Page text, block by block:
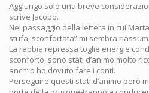
Aggiungo solo una breve
scrive Jacopo.
Nel passaggio della lettera in cui
stufa, sconfortata” mi sembra
La rabbia repressa toglie energie
sconforto, sono stati d’animo molto
anch’io ho dovuto fare i conti.
Perseguire questi stati d’animo però